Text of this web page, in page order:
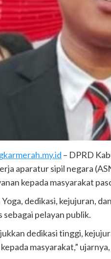
– DPRD
aparatur sipil negara
kepada masyarakat
dedikasi, kejujuran,
sebagai pelayan publik.
dedikasi tinggi,
masyarakat,”